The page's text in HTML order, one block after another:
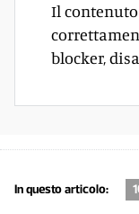
Il
blocker,
In questo articolo: